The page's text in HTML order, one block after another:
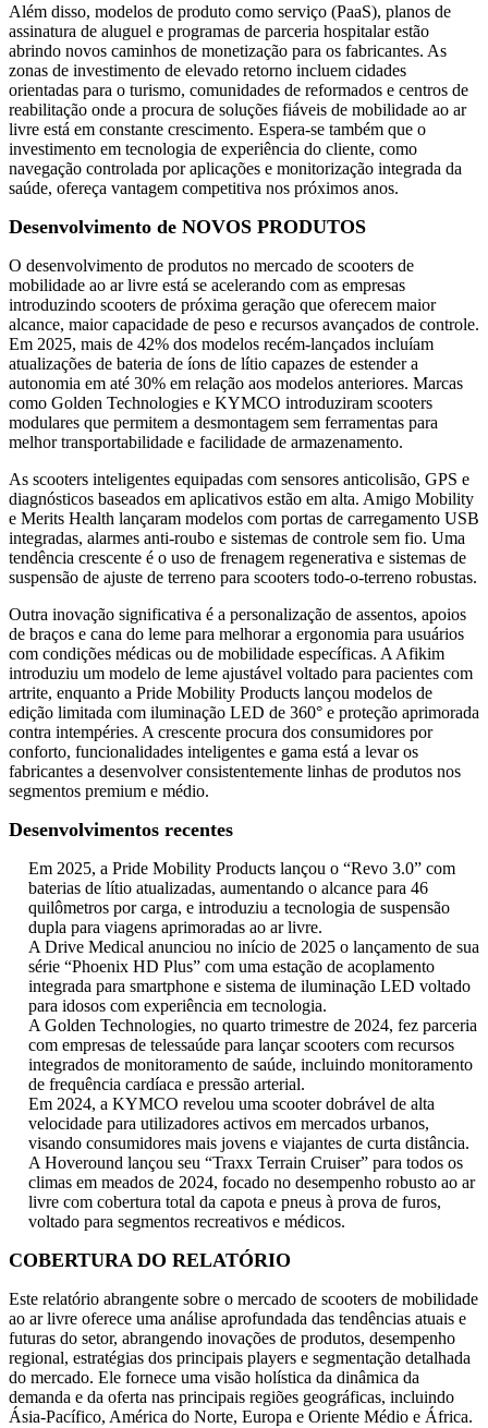
Além disso, modelos de produto como serviço (PaaS), planos de
assinatura de aluguel e programas de parceria hospitalar estão
abrindo novos caminhos de monetização para os fabricantes. As
zonas de investimento de elevado retorno incluem cidades
orientadas para o turismo, comunidades de reformados e centros de
reabilitação onde a procura de soluções fiáveis ​​de mobilidade ao ar
livre está em constante crescimento. Espera-se também que o
investimento em tecnologia de experiência do cliente, como
navegação controlada por aplicações e monitorização integrada da
saúde, ofereça vantagem competitiva nos próximos anos.
Desenvolvimento de NOVOS PRODUTOS
O desenvolvimento de produtos no mercado de scooters de
mobilidade ao ar livre está se acelerando com as empresas
introduzindo scooters de próxima geração que oferecem maior
alcance, maior capacidade de peso e recursos avançados de controle.
Em 2025, mais de 42% dos modelos recém-lançados incluíam
atualizações de bateria de íons de lítio capazes de estender a
autonomia em até 30% em relação aos modelos anteriores. Marcas
como Golden Technologies e KYMCO introduziram scooters
modulares que permitem a desmontagem sem ferramentas para
melhor transportabilidade e facilidade de armazenamento.
As scooters inteligentes equipadas com sensores anticolisão, GPS e
diagnósticos baseados em aplicativos estão em alta. Amigo Mobility
e Merits Health lançaram modelos com portas de carregamento USB
integradas, alarmes anti-roubo e sistemas de controle sem fio. Uma
tendência crescente é o uso de frenagem regenerativa e sistemas de
suspensão de ajuste de terreno para scooters todo-o-terreno robustas.
Outra inovação significativa é a personalização de assentos, apoios
de braços e cana do leme para melhorar a ergonomia para usuários
com condições médicas ou de mobilidade específicas. A Afikim
introduziu um modelo de leme ajustável voltado para pacientes com
artrite, enquanto a Pride Mobility Products lançou modelos de
edição limitada com iluminação LED de 360° e proteção aprimorada
contra intempéries. A crescente procura dos consumidores por
conforto, funcionalidades inteligentes e gama está a levar os
fabricantes a desenvolver consistentemente linhas de produtos nos
segmentos premium e médio.
Desenvolvimentos recentes
Em 2025, a Pride Mobility Products lançou o “Revo 3.0” com
baterias de lítio atualizadas, aumentando o alcance para 46
quilômetros por carga, e introduziu a tecnologia de suspensão
dupla para viagens aprimoradas ao ar livre.
A Drive Medical anunciou no início de 2025 o lançamento de sua
série “Phoenix HD Plus” com uma estação de acoplamento
integrada para smartphone e sistema de iluminação LED voltado
para idosos com experiência em tecnologia.
A Golden Technologies, no quarto trimestre de 2024, fez parceria
com empresas de telessaúde para lançar scooters com recursos
integrados de monitoramento de saúde, incluindo monitoramento
de frequência cardíaca e pressão arterial.
Em 2024, a KYMCO revelou uma scooter dobrável de alta
velocidade para utilizadores activos em mercados urbanos,
visando consumidores mais jovens e viajantes de curta distância.
A Hoveround lançou seu “Traxx Terrain Cruiser” para todos os
climas em meados de 2024, focado no desempenho robusto ao ar
livre com cobertura total da capota e pneus à prova de furos,
voltado para segmentos recreativos e médicos.
COBERTURA DO RELATÓRIO
Este relatório abrangente sobre o mercado de scooters de mobilidade
ao ar livre oferece uma análise aprofundada das tendências atuais e
futuras do setor, abrangendo inovações de produtos, desempenho
regional, estratégias dos principais players e segmentação detalhada
do mercado. Ele fornece uma visão holística da dinâmica da
demanda e da oferta nas principais regiões geográficas, incluindo
Ásia-Pacífico, América do Norte, Europa e Oriente Médio e África.